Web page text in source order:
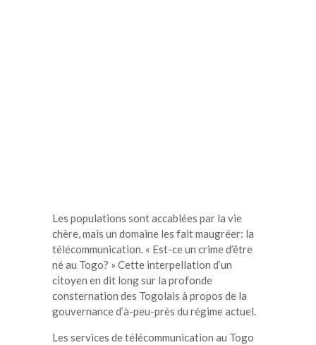
Les populations sont accablées par la vie
chère, mais un domaine les fait maugréer: la
télécommunication. « Est-ce un crime d’être
né au Togo? » Cette interpellation d’un
citoyen en dit long sur la profonde
consternation des Togolais à propos de la
gouvernance d’à-peu-près du régime actuel.
Les services de télécommunication au Togo